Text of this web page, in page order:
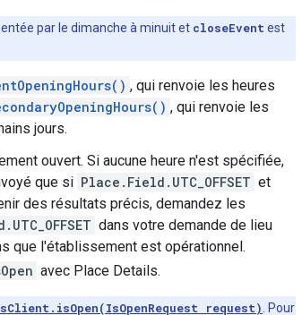
par le dimanche à minuit et closeEvent est
, qui renvoie les heures
, qui renvoie les
jours.
ouvert. Si aucune heure n'est spécifiée,
que si Place.Field.UTC_OFFSET et
des résultats précis, demandez les
dans votre demande de lieu
que l'établissement est opérationnel.
avec Place Details.
request)
. Pour